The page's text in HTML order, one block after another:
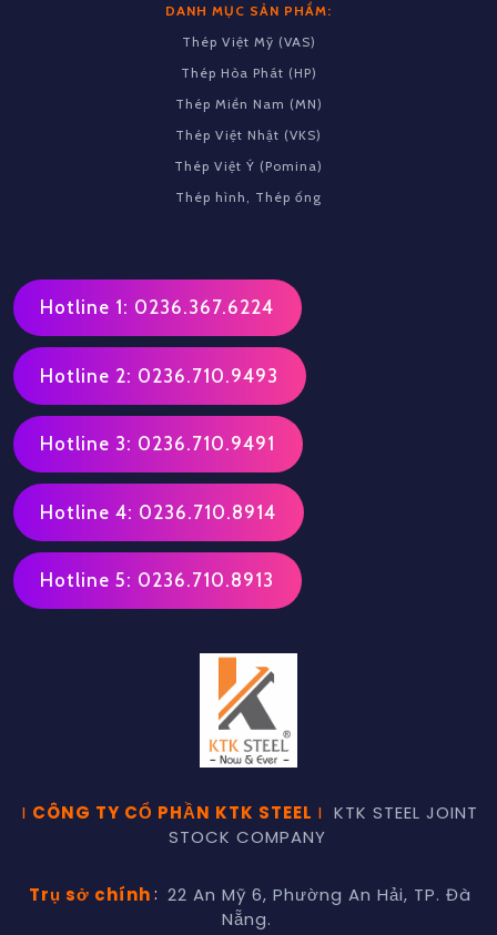
DANH MỤC SẢN PHẨM:
Thép Việt Mỹ (VAS)
Thép Hòa Phát (HP)
Thép Miền Nam (MN)
Thép Việt Nhật (VKS)
Thép Việt Ý (Pomina)
Thép hình, Thép ống
Hotline 1: 0236.367.6224
Hotline 2: 0236.710.9493
Hotline 3: 0236.710.9491
Hotline 4: 0236.710.8914
Hotline 5: 0236.710.8913
I CÔNG TY CỔ PHẦN KTK STEEL I KTK STEEL JOINT
STOCK COMPANY
Trụ sở chính: 22 An Mỹ 6, Phường An Hải, TP. Đà
Nẵng.